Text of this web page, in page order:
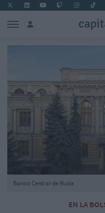
EN LA
Banco Central de Rusia